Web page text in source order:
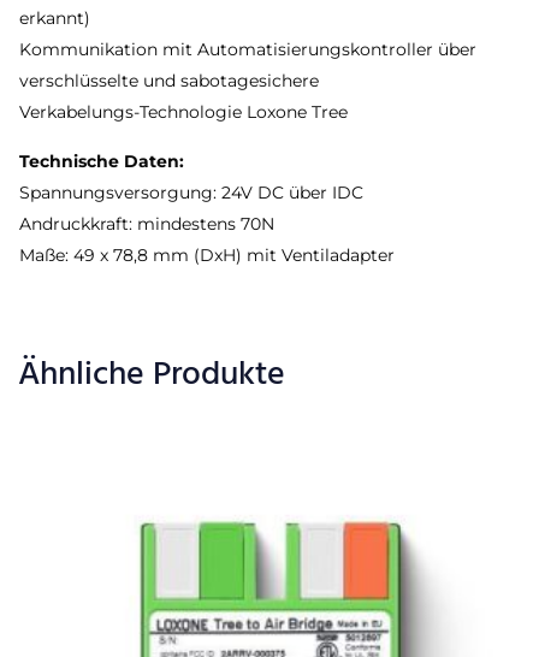
erkannt)
Kommunikation mit Automatisierungskontroller über
verschlüsselte und sabotagesichere
Verkabelungs-Technologie Loxone Tree
Technische Daten:
Spannungsversorgung: 24V DC über IDC
Andruckkraft: mindestens 70N
Maße: 49 x 78,8 mm (DxH) mit Ventiladapter
Ähnliche Produkte